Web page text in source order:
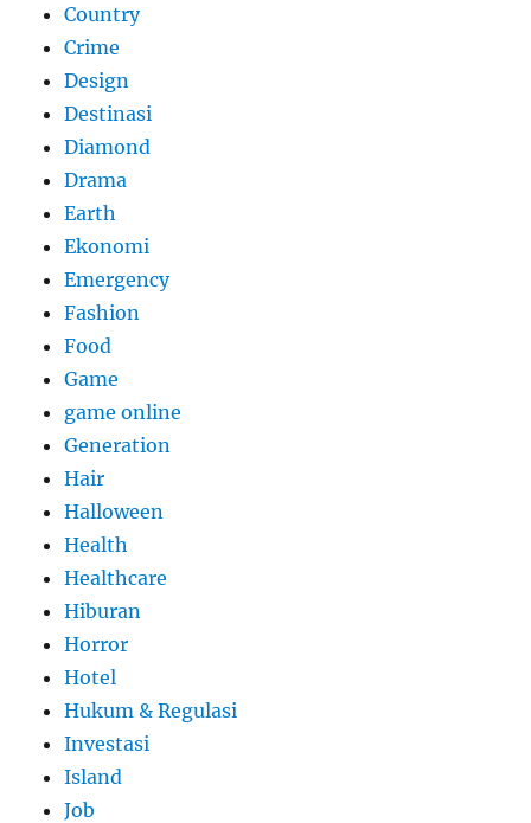
Country
Crime
Design
Destinasi
Diamond
Drama
Earth
Ekonomi
Emergency
Fashion
Food
Game
game online
Generation
Hair
Halloween
Health
Healthcare
Hiburan
Horror
Hotel
Hukum & Regulasi
Investasi
Island
Job